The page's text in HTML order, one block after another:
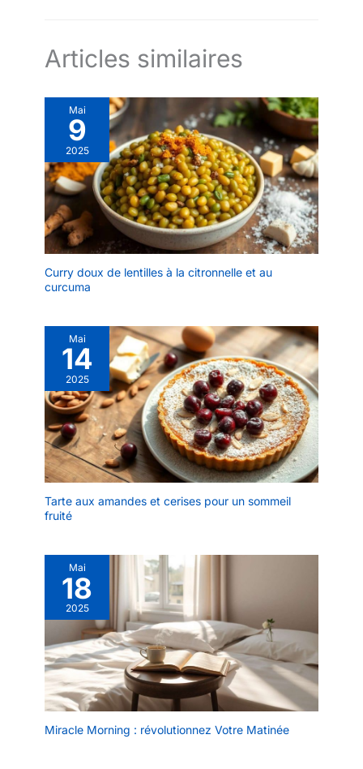
Articles similaires
Mai
9
2025
Curry doux de lentilles à la citronnelle et au
curcuma
Mai
14
2025
Tarte aux amandes et cerises pour un sommeil
fruité
Mai
18
2025
Miracle Morning : révolutionnez Votre Matinée